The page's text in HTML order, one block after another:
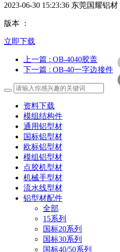
2023-06-30 15:23:36 东莞国耀铝材
版本 ：
立即下载
上一篇 : OB-4040胶盖
下一篇 : OB-40一字边接件
资料下载
模组结构件
通用铝型材
国标铝型材
欧标铝型材
模组铝型材
点胶机型材
机械手型材
流水线型材
铝型材配件
全部
15系列
国标20系列
国标30系列
国标40/50系列